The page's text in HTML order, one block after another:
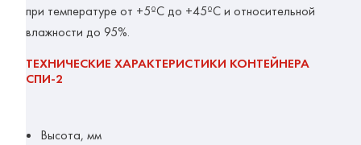
при температуре от +5ºС до +45ºС и относительной
влажности до 95%.
ТЕХНИЧЕСКИЕ ХАРАКТЕРИСТИКИ КОНТЕЙНЕРА
СПИ-2
Высота, мм